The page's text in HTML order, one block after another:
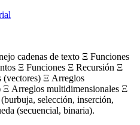
cadenas de texto Ξ Funciones
Ξ Funciones Ξ Recursión Ξ
(vectores) Ξ Arreglos
Ξ Arreglos multidimensionales Ξ
selección, inserción,
(secuencial, binaria).